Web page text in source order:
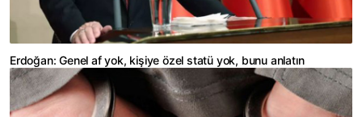
Erdoğan: Genel af yok, kişiye özel statü yok, bunu anlatın